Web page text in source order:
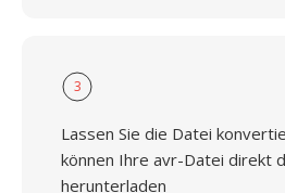
3
Lassen Sie die Datei
können Ihre avr-Datei direkt
herunterladen